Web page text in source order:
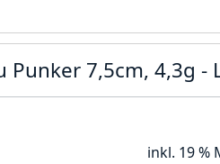
Punker 7,5cm, 4,3g -
inkl. 19 %